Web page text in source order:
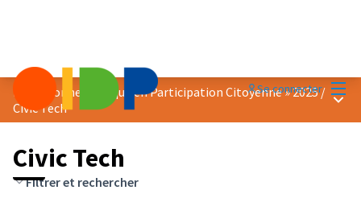
Se connecter
Prix « Bonne Pratique en Participation Citoyenne » 2025 /
Civic Tech
Civic Tech
Filtrer et rechercher